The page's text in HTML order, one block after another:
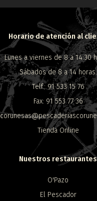
Horario de atención al
Lunes a viernes de 8 a 14:30
Sábados de 8 a 14 horas.
Telf.: 91 533 15 76
Fax: 91 553 77 36
Tienda Online
Nuestros restaurantes
O'Pazo
El Pescador